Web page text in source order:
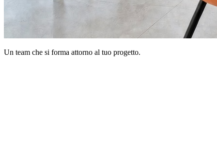
Un team che si forma attorno al tuo progetto.